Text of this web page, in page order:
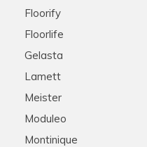
Floorify
Floorlife
Gelasta
Lamett
Meister
Moduleo
Montinique